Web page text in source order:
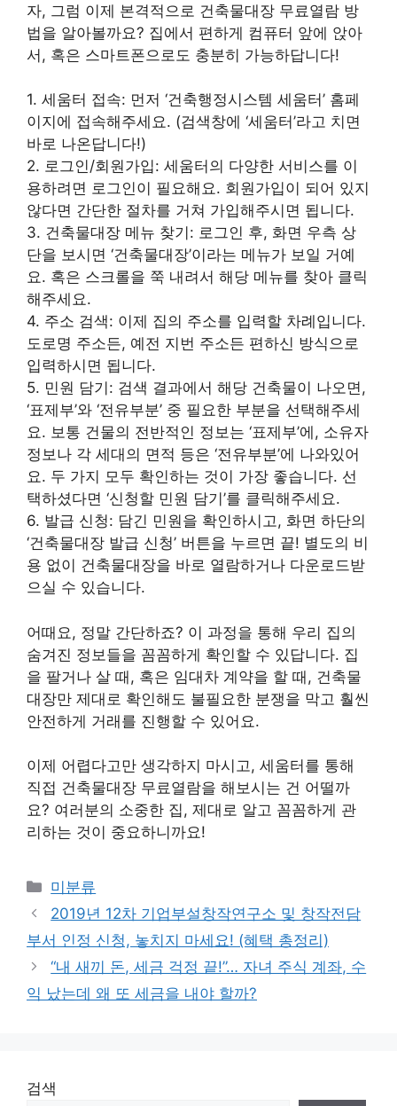
자, 그럼 이제 본격적으로 건축물대장 무료열람 방
법을 알아볼까요? 집에서 편하게 컴퓨터 앞에 앉아
서, 혹은 스마트폰으로도 충분히 가능하답니다!
1. 세움터 접속: 먼저 ‘건축행정시스템 세움터’ 홈페
이지에 접속해주세요. (검색창에 ‘세움터’라고 치면
바로 나온답니다!)
2. 로그인/회원가입: 세움터의 다양한 서비스를 이
용하려면 로그인이 필요해요. 회원가입이 되어 있지
않다면 간단한 절차를 거쳐 가입해주시면 됩니다.
3. 건축물대장 메뉴 찾기: 로그인 후, 화면 우측 상
단을 보시면 ‘건축물대장’이라는 메뉴가 보일 거예
요. 혹은 스크롤을 쭉 내려서 해당 메뉴를 찾아 클릭
해주세요.
4. 주소 검색: 이제 집의 주소를 입력할 차례입니다.
도로명 주소든, 예전 지번 주소든 편하신 방식으로
입력하시면 됩니다.
5. 민원 담기: 검색 결과에서 해당 건축물이 나오면,
‘표제부’와 ‘전유부분’ 중 필요한 부분을 선택해주세
요. 보통 건물의 전반적인 정보는 ‘표제부’에, 소유자
정보나 각 세대의 면적 등은 ‘전유부분’에 나와있어
요. 두 가지 모두 확인하는 것이 가장 좋습니다. 선
택하셨다면 ‘신청할 민원 담기’를 클릭해주세요.
6. 발급 신청: 담긴 민원을 확인하시고, 화면 하단의
‘건축물대장 발급 신청’ 버튼을 누르면 끝! 별도의 비
용 없이 건축물대장을 바로 열람하거나 다운로드받
으실 수 있습니다.
어때요, 정말 간단하죠? 이 과정을 통해 우리 집의
숨겨진 정보들을 꼼꼼하게 확인할 수 있답니다. 집
을 팔거나 살 때, 혹은 임대차 계약을 할 때, 건축물
대장만 제대로 확인해도 불필요한 분쟁을 막고 훨씬
안전하게 거래를 진행할 수 있어요.
이제 어렵다고만 생각하지 마시고, 세움터를 통해
직접 건축물대장 무료열람을 해보시는 건 어떨까
요? 여러분의 소중한 집, 제대로 알고 꼼꼼하게 관
리하는 것이 중요하니까요!
Categories
미분류
2019년 12차 기업부설창작연구소 및 창작전담
부서 인정 신청, 놓치지 마세요! (혜택 총정리)
“내 새끼 돈, 세금 걱정 끝!”… 자녀 주식 계좌, 수
익 났는데 왜 또 세금을 내야 할까?
검색